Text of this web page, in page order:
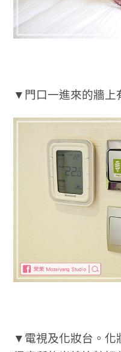
▼門口一進來的牆上
▼電視及化妝台。化